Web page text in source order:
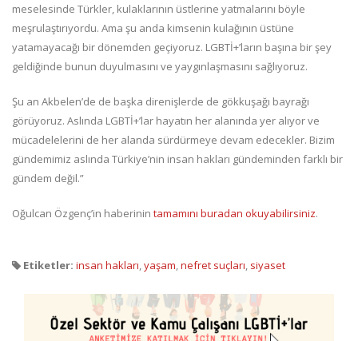
meselesinde Türkler, kulaklarının üstlerine yatmalarını böyle
meşrulaştırıyordu. Ama şu anda kimsenin kulağının üstüne
yatamayacağı bir dönemden geçiyoruz. LGBTİ+’ların başına bir şey
geldiğinde bunun duyulmasını ve yaygınlaşmasını sağlıyoruz.
Şu an Akbelen’de de başka direnişlerde de gökkuşağı bayrağı
görüyoruz. Aslında LGBTİ+’lar hayatın her alanında yer alıyor ve
mücadelelerini de her alanda sürdürmeye devam edecekler. Bizim
gündemimiz aslında Türkiye’nin insan hakları gündeminden farklı bir
gündem değil.”
Oğulcan Özgenç’in haberinin tamamını buradan okuyabilirsiniz.
Etiketler: insan hakları,yaşam,nefret suçları, siyaset